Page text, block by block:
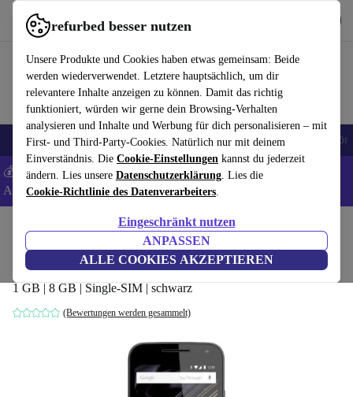
refurbed besser nutzen
Unsere Produkte und Cookies haben etwas gemeinsam: Beide
werden wiederverwendet. Letztere hauptsächlich, um dir
relevantere Inhalte anzeigen zu können. Damit das richtig
funktioniert, würden wir gerne dein Browsing-Verhalten
analysieren und Inhalte und Werbung für dich personalisieren – mit
First- und Third-Party-Cookies. Natürlich nur mit deinem
Einverständnis. Die Cookie-Einstellungen kannst du jederzeit
ändern. Lies unsere Datenschutzerklärung. Lies die
Cookie-Richtlinie des Datenverarbeiters.
Eingeschränkt nutzen
ANPASSEN
ALLE COOKIES AKZEPTIEREN
refurbed schnell und einfach nutzen
🎒 Back to school Handys Laptops Tablets Smartwatches Zubehör
💰 Extra -8% auf Samsung- und Google-Smartphones - Code:
ANDROID8 -AGB
Handys & Smartphones Motorola Handys
Motorola Moto G (3. Gen.)
1 GB | 8 GB | Single-SIM | schwarz
(Bewertungen werden gesammelt)